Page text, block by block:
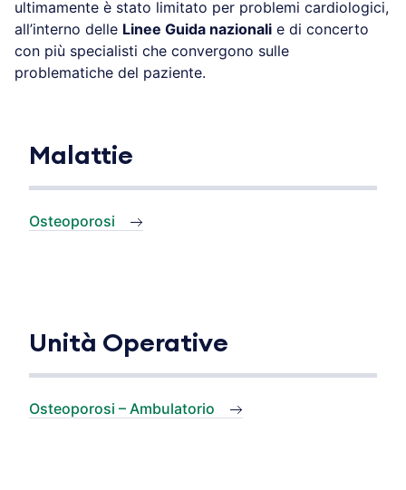
ultimamente è stato limitato per problemi cardiologici,
all’interno delle Linee Guida nazionali e di concerto
con più specialisti che convergono sulle
problematiche del paziente.
Malattie
Osteoporosi
Unità Operative
Osteoporosi – Ambulatorio